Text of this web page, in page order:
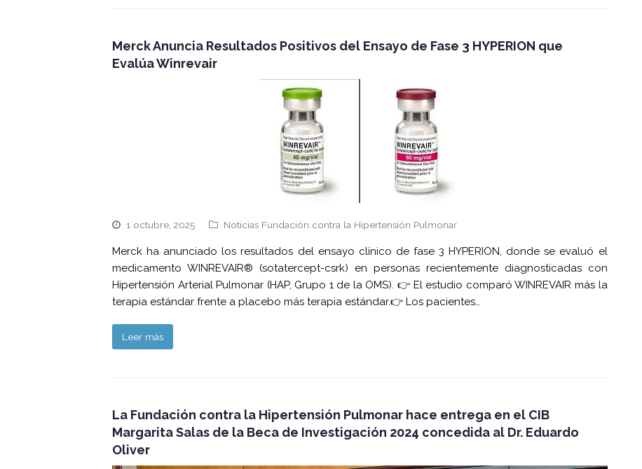
Merck Anuncia Resultados Positivos del Ensayo de Fase 3 HYPERION que
Evalúa Winrevair
1 octubre, 2025 Noticias Fundación contra la Hipertensión Pulmonar
Merck ha anunciado los resultados del ensayo clínico de fase 3 HYPERION, donde se evaluó el
medicamento WINREVAIR® (sotatercept-csrk) en personas recientemente diagnosticadas con
Hipertensión Arterial Pulmonar (HAP, Grupo 1 de la OMS). 👉 El estudio comparó WINREVAIR más la
terapia estándar frente a placebo más terapia estándar.👉 Los pacientes…
Leer más
La Fundación contra la Hipertensión Pulmonar hace entrega en el CIB
Margarita Salas de la Beca de Investigación 2024 concedida al Dr. Eduardo
Oliver